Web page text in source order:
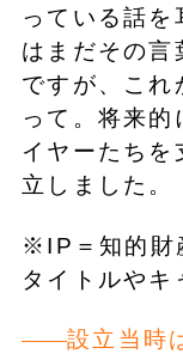
っている話
はまだその言
ですが、これ
って。将来的
イヤーたちを
立しました。
※IP＝知的財
タイトルやキ
設立当時